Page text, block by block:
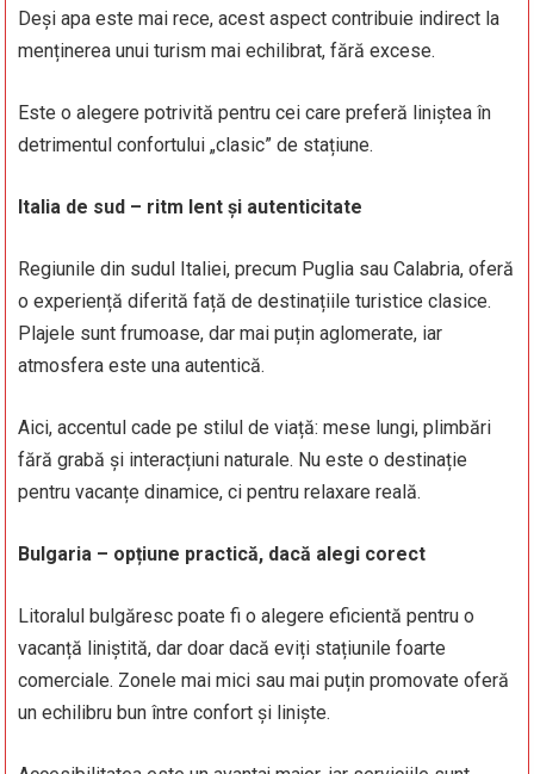
Deși apa este mai rece, acest aspect contribuie indirect la
menținerea unui turism mai echilibrat, fără excese.
Este o alegere potrivită pentru cei care preferă liniștea în
detrimentul confortului „clasic” de stațiune.
Italia de sud – ritm lent și autenticitate
Regiunile din sudul Italiei, precum Puglia sau Calabria, oferă
o experiență diferită față de destinațiile turistice clasice.
Plajele sunt frumoase, dar mai puțin aglomerate, iar
atmosfera este una autentică.
Aici, accentul cade pe stilul de viață: mese lungi, plimbări
fără grabă și interacțiuni naturale. Nu este o destinație
pentru vacanțe dinamice, ci pentru relaxare reală.
Bulgaria – opțiune practică, dacă alegi corect
Litoralul bulgăresc poate fi o alegere eficientă pentru o
vacanță liniștită, dar doar dacă eviți stațiunile foarte
comerciale. Zonele mai mici sau mai puțin promovate oferă
un echilibru bun între confort și liniște.